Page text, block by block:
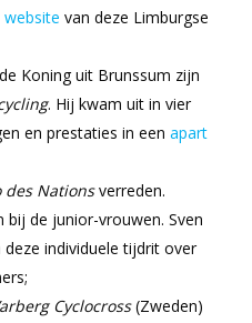
website van deze Limburgse
Koning uit Brunssum zijn
. Hij kwam uit in vier
en prestaties in een apart
des Nationsverreden.
bij de junior-vrouwen. Sven
individuele tijdrit over
Cyclocross(Zweden)